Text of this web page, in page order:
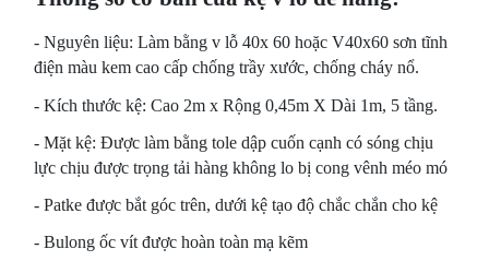
- Nguyên liệu: Làm bằng v lỗ 40x 60 hoặc V40x60 sơn tĩnh
điện màu kem cao cấp chống trầy xước, chống cháy nổ.
- Kích thước kệ: Cao 2m x Rộng 0,45m X Dài 1m, 5 tầng.
- Mặt kệ: Được làm bằng tole dập cuốn cạnh có sóng chịu
lực chịu được trọng tải hàng không lo bị cong vênh méo mó
- Patke được bắt góc trên, dưới kệ tạo độ chắc chắn cho kệ
- Bulong ốc vít được hoàn toàn mạ kẽm